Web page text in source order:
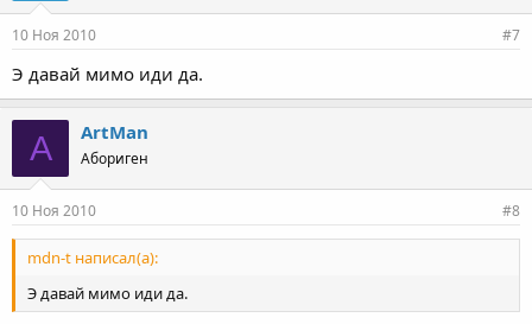
10 Ноя 2010 #7
Э давай мимо иди да.
A ArtMan
Абориген
10 Ноя 2010 #8
mdn-t написал(а):
Э давай мимо иди да.